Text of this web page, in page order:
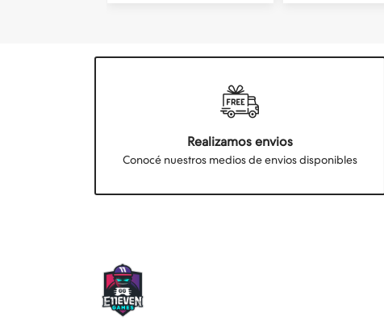
Realizamos envios
Conocé nuestros medios de envios disponibles